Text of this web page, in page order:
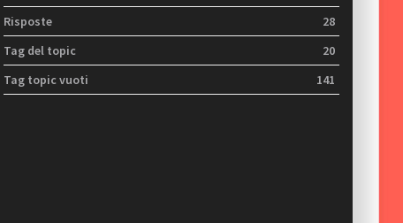
Risposte
28
Tag del topic
20
Tag topic vuoti
141